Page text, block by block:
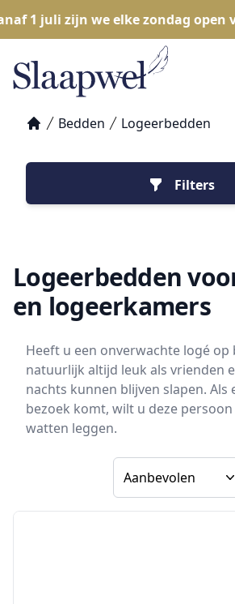
1 juli zijn we elke zondag open
Bedden Logeerbedden
Filters
Logeerbedden
en logeerkamers
Heeft u een onverwachte logé op
natuurlijk altijd leuk als vrienden
nachts kunnen blijven slapen. Als
bezoek komt, wilt u deze
watten leggen.
Sorteer op